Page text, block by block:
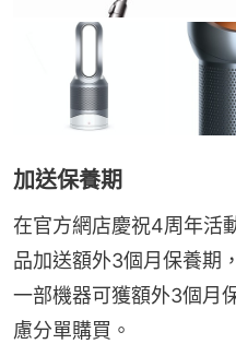
加送保養期
在官方網店慶祝4周年活
品加送額外3個月保養期
一部機器可獲額外3個月
慮分單購買。